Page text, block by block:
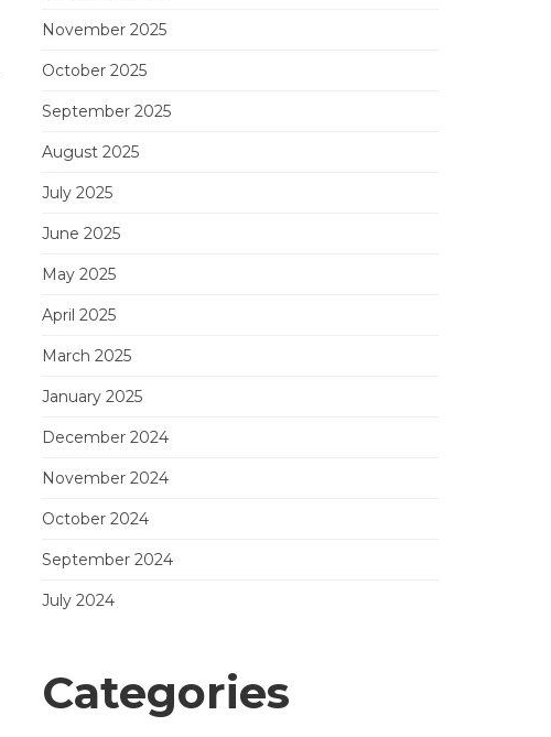
November 2025
October 2025
September 2025
August 2025
July 2025
June 2025
May 2025
April 2025
March 2025
January 2025
December 2024
November 2024
October 2024
September 2024
July 2024
Categories